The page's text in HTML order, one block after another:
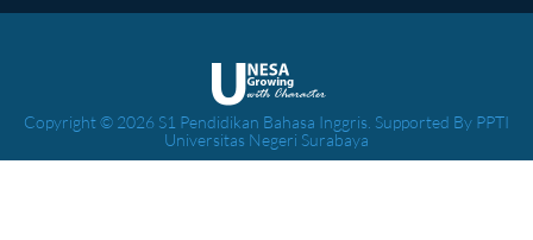
Copyright © 2026 S1 Pendidikan Bahasa Inggris. Supported By PPTI
Universitas Negeri Surabaya